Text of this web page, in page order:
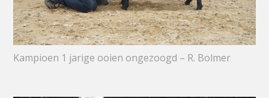
Kampioen 1 jarige ooien ongezoogd – R. Bolmer